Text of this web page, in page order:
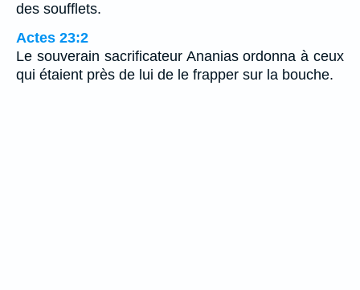
des soufflets.
Actes 23:2
Le souverain sacrificateur Ananias ordonna à ceux
qui étaient près de lui de le frapper sur la bouche.